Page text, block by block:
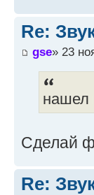
Re:
gse» 23
нашел
Сделай
Re: